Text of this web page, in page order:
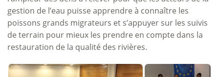
gestion de l’eau puisse apprendre à connaître les
poissons grands migrateurs et s’appuyer sur les suivis
de terrain pour mieux les prendre en compte dans la
restauration de la qualité des rivières.